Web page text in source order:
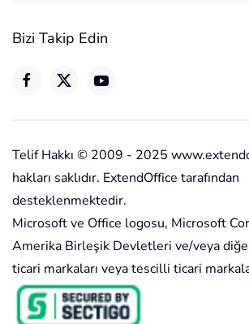
Bizi Takip Edin
Telif Hakkı © 2009 - 2025
hakları saklıdır. ExtendOffice tarafından
desteklenmektedir.
Microsoft ve Office logosu, Microsoft
Amerika Birleşik Devletleri ve/veya
ticari markaları veya tescilli ticari